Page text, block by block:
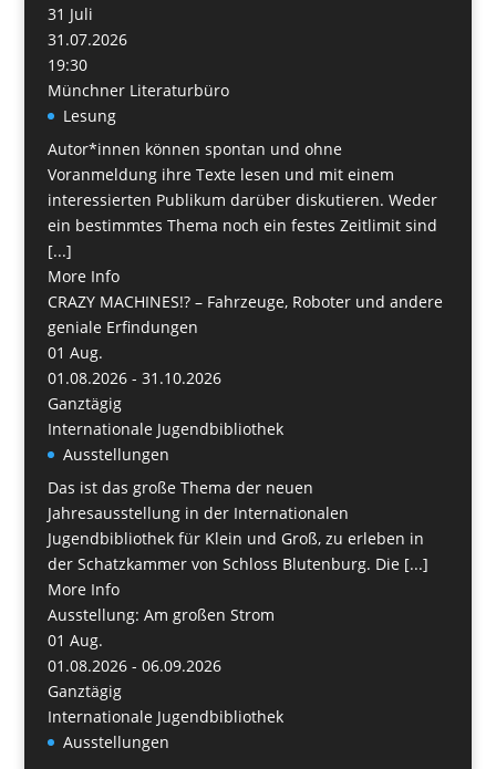
31 Juli
31.07.2026
19:30
Münchner Literaturbüro
Lesung
Autor*innen können spontan und ohne
Voranmeldung ihre Texte lesen und mit einem
interessierten Publikum darüber diskutieren. Weder
ein bestimmtes Thema noch ein festes Zeitlimit sind
[...]
More Info
CRAZY MACHINES!? – Fahrzeuge, Roboter und andere
geniale Erfindungen
01 Aug.
01.08.2026 - 31.10.2026
Ganztägig
Internationale Jugendbibliothek
Ausstellungen
Das ist das große Thema der neuen
Jahresausstellung in der Internationalen
Jugendbibliothek für Klein und Groß, zu erleben in
der Schatzkammer von Schloss Blutenburg. Die [...]
More Info
Ausstellung: Am großen Strom
01 Aug.
01.08.2026 - 06.09.2026
Ganztägig
Internationale Jugendbibliothek
Ausstellungen